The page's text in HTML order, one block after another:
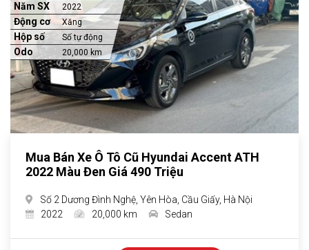
Năm SX 2022
Động cơ Xăng
Hộp số Số tự động
Odo 20,000 km
Mua Bán Xe Ô Tô Cũ Hyundai Accent ATH
2022 Màu Đen Giá 490 Triệu
Số 2 Dương Đình Nghệ, Yên Hòa, Cầu Giấy, Hà Nội
2022
20,000 km Sedan